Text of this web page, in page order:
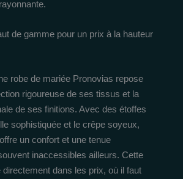
de gamme pour un prix à la hauteur
robe de mariée Pronovias repose
rigoureuse de ses tissus et la
de ses finitions. Avec des étoffes
sophistiquée et le crêpe soyeux,
un confort et une tenue
inaccessibles ailleurs. Cette
directement dans les prix, où il faut